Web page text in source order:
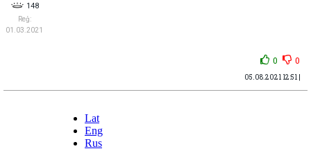
148
Reģ:
01.03.2021
0 0
05.08.2021 12:51 |